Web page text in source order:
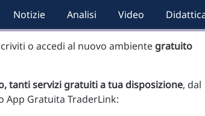
Notizie Analisi Video
o accedi al nuovo ambiente gratuito
tanti servizi gratuiti a tua disposizione, dal
App Gratuita TraderLink: